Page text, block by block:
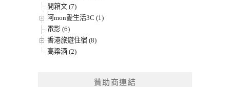
開箱文 (7)
阿mon愛生活3C (1)
電影 (6)
香港旅遊住宿 (8)
高粱酒 (2)
贊助商連結